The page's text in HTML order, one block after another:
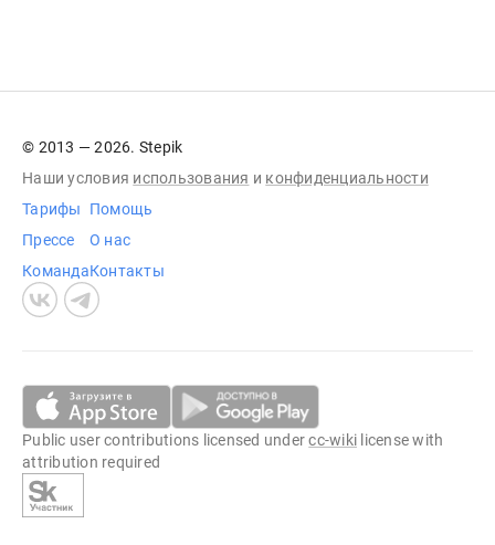
© 2013 — 2026. Stepik
Наши условия использования и конфиденциальности
Тарифы
Прессе
Команда
Помощь
О нас
Контакты
Public user contributions licensed undercc-wiki license with
attribution required